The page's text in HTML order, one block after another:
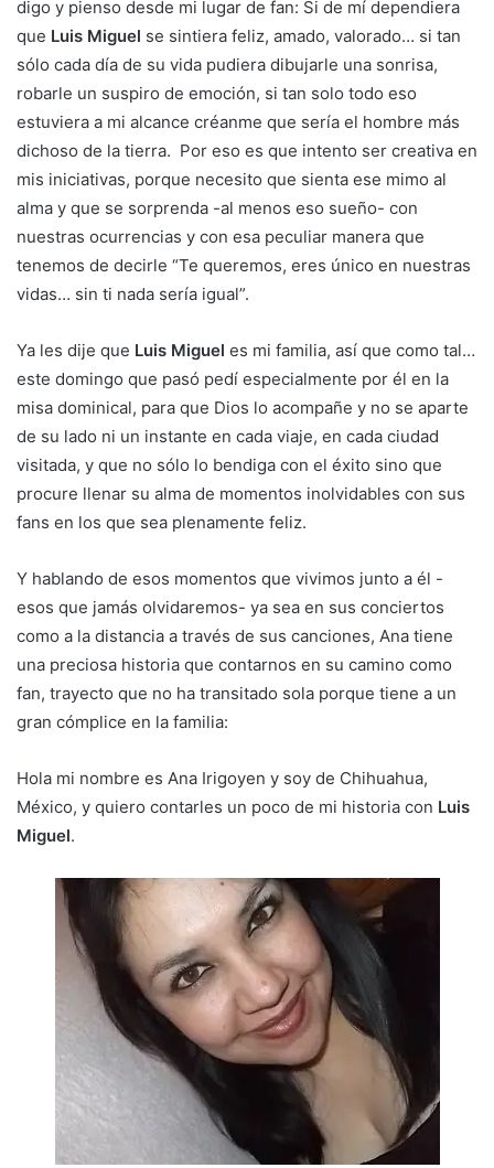
digo y pienso desde mi lugar de fan: Si de mí dependiera
que Luis Miguel se sintiera feliz, amado, valorado… si tan
sólo cada día de su vida pudiera dibujarle una sonrisa,
robarle un suspiro de emoción, si tan solo todo eso
estuviera a mi alcance créanme que sería el hombre más
dichoso de la tierra. Por eso es que intento ser creativa en
mis iniciativas, porque necesito que sienta ese mimo al
alma y que se sorprenda -al menos eso sueño- con
nuestras ocurrencias y con esa peculiar manera que
tenemos de decirle “Te queremos, eres único en nuestras
vidas… sin ti nada sería igual”.
Ya les dije que Luis Miguel es mi familia, así que como tal…
este domingo que pasó pedí especialmente por él en la
misa dominical, para que Dios lo acompañe y no se aparte
de su lado ni un instante en cada viaje, en cada ciudad
visitada, y que no sólo lo bendiga con el éxito sino que
procure llenar su alma de momentos inolvidables con sus
fans en los que sea plenamente feliz.
Y hablando de esos momentos que vivimos junto a él -
esos que jamás olvidaremos- ya sea en sus conciertos
como a la distancia a través de sus canciones, Ana tiene
una preciosa historia que contarnos en su camino como
fan, trayecto que no ha transitado sola porque tiene a un
gran cómplice en la familia:
Hola mi nombre es Ana Irigoyen y soy de Chihuahua,
México, y quiero contarles un poco de mi historia con Luis
Miguel.